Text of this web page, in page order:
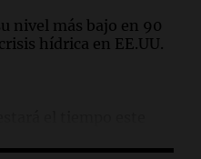
nivel más bajo en 90
hídrica en EE.UU.